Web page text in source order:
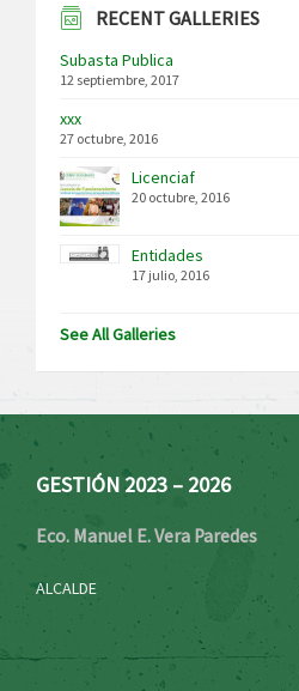
RECENT GALLERIES
Subasta Publica
12 septiembre, 2017
xxx
27 octubre, 2016
Licenciaf
20 octubre, 2016
Entidades
17 julio, 2016
See All Galleries
GESTIÓN 2023 – 2026
Eco. Manuel E. Vera Paredes
ALCALDE